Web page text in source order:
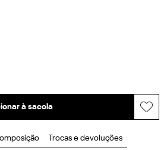
à sacola
Trocas e devoluções